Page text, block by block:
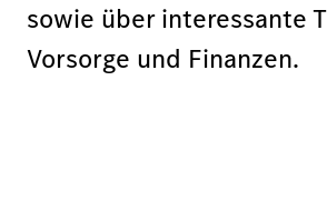
sowie über interessante
Vorsorge und Finanzen.